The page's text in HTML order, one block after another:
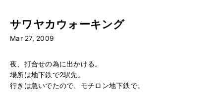
サワヤカウォーキング
Mar 27, 2009
夜、打合せの為に出かける。
場所は地下鉄で2駅先。
行きは急いでたので、モチロン地下鉄で。